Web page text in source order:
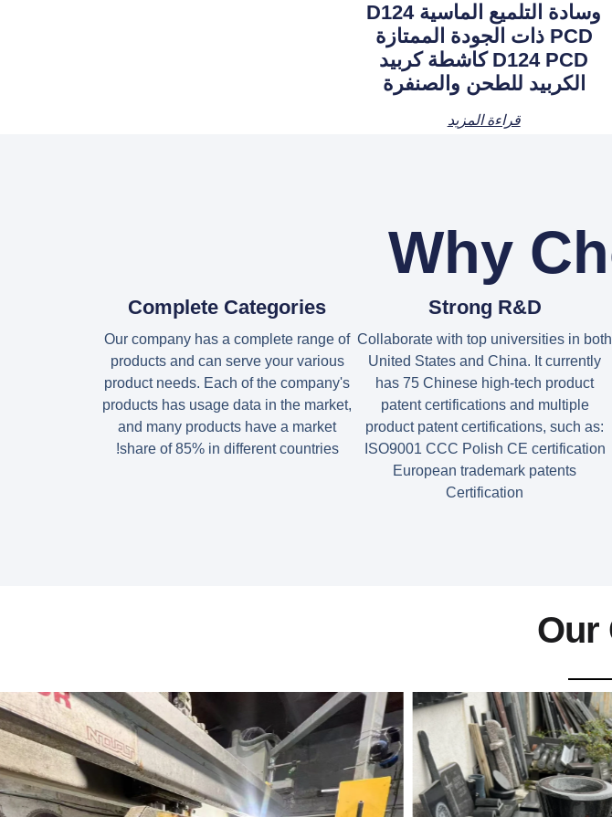
وسادة التلميع الماسية D124
PCD ذات الجودة الممتازة
D124 PCD كاشطة كربيد
الكربيد للطحن والصنفرة
قراءة المزيد
Why
Strong R&D
Collaborate with top universities in both
United States and China. It currently
has 75 Chinese high-tech product
patent certifications and multiple
product patent certifications, such as:
ISO9001 CCC Polish CE certification
European trademark patents
Certification
Complete Categories
Our company has a complete range of
products and can serve your various
product needs. Each of the company's
products has usage data in the market,
and many products have a market
share of 85% in different countries!
Our